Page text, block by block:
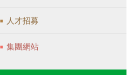
人才招募
集團網站